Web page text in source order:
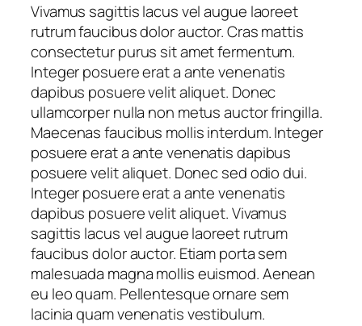
Vivamus sagittis lacus vel augue laoreet
rutrum faucibus dolor auctor. Cras mattis
consectetur purus sit amet fermentum.
Integer posuere erat a ante venenatis
dapibus posuere velit aliquet. Donec
ullamcorper nulla non metus auctor fringilla.
Maecenas faucibus mollis interdum. Integer
posuere erat a ante venenatis dapibus
posuere velit aliquet. Donec sed odio dui.
Integer posuere erat a ante venenatis
dapibus posuere velit aliquet. Vivamus
sagittis lacus vel augue laoreet rutrum
faucibus dolor auctor. Etiam porta sem
malesuada magna mollis euismod. Aenean
eu leo quam. Pellentesque ornare sem
lacinia quam venenatis vestibulum.